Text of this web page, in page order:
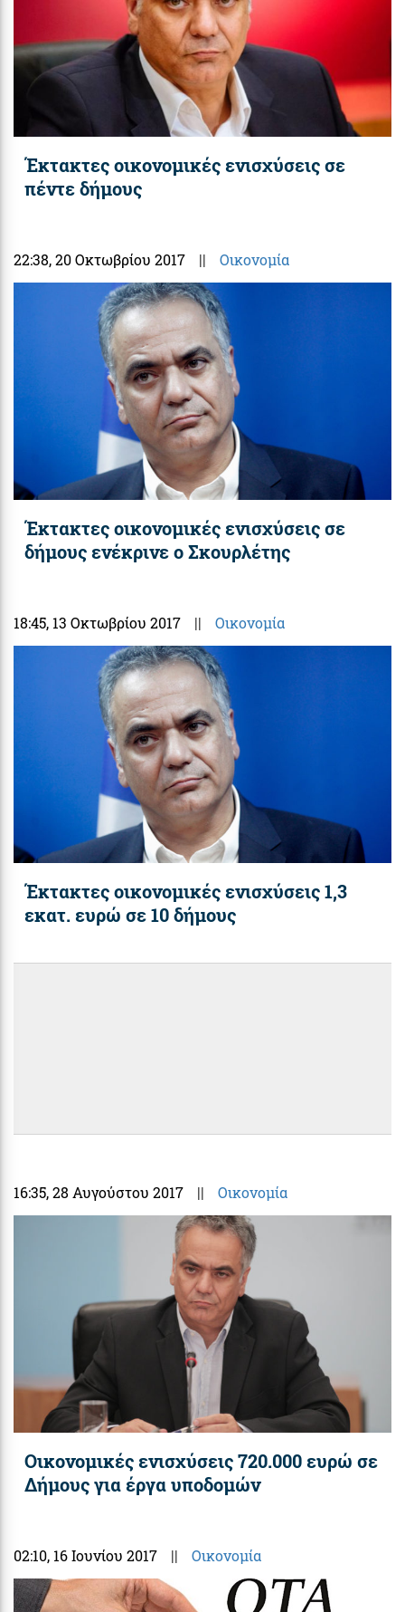
Έκτακτες οικονομικές ενισχύσεις σε
πέντε δήμους
22:38, 20 Οκτωβρίου 2017 || Οικονομία
Έκτακτες οικονομικές ενισχύσεις σε
δήμους ενέκρινε ο Σκουρλέτης
18:45, 13 Οκτωβρίου 2017 || Οικονομία
Έκτακτες οικονομικές ενισχύσεις 1,3
εκατ. ευρώ σε 10 δήμους
16:35, 28 Αυγούστου 2017 || Οικονομία
Οικονομικές ενισχύσεις 720.000 ευρώ σε
Δήμους για έργα υποδομών
02:10, 16 Ιουνίου 2017 || Οικονομία